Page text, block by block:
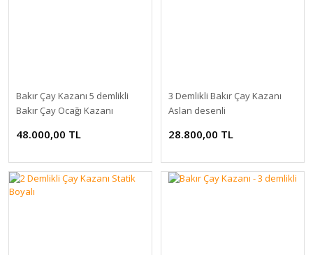
Bakır Çay Kazanı 5 demlikli
Bakır Çay Ocağı Kazanı
48.000,00 TL
3 Demlikli Bakır Çay Kazanı
Aslan desenli
28.800,00 TL